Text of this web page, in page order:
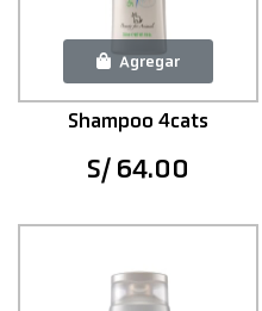
Agregar
Shampoo 4cats
S/ 64.00